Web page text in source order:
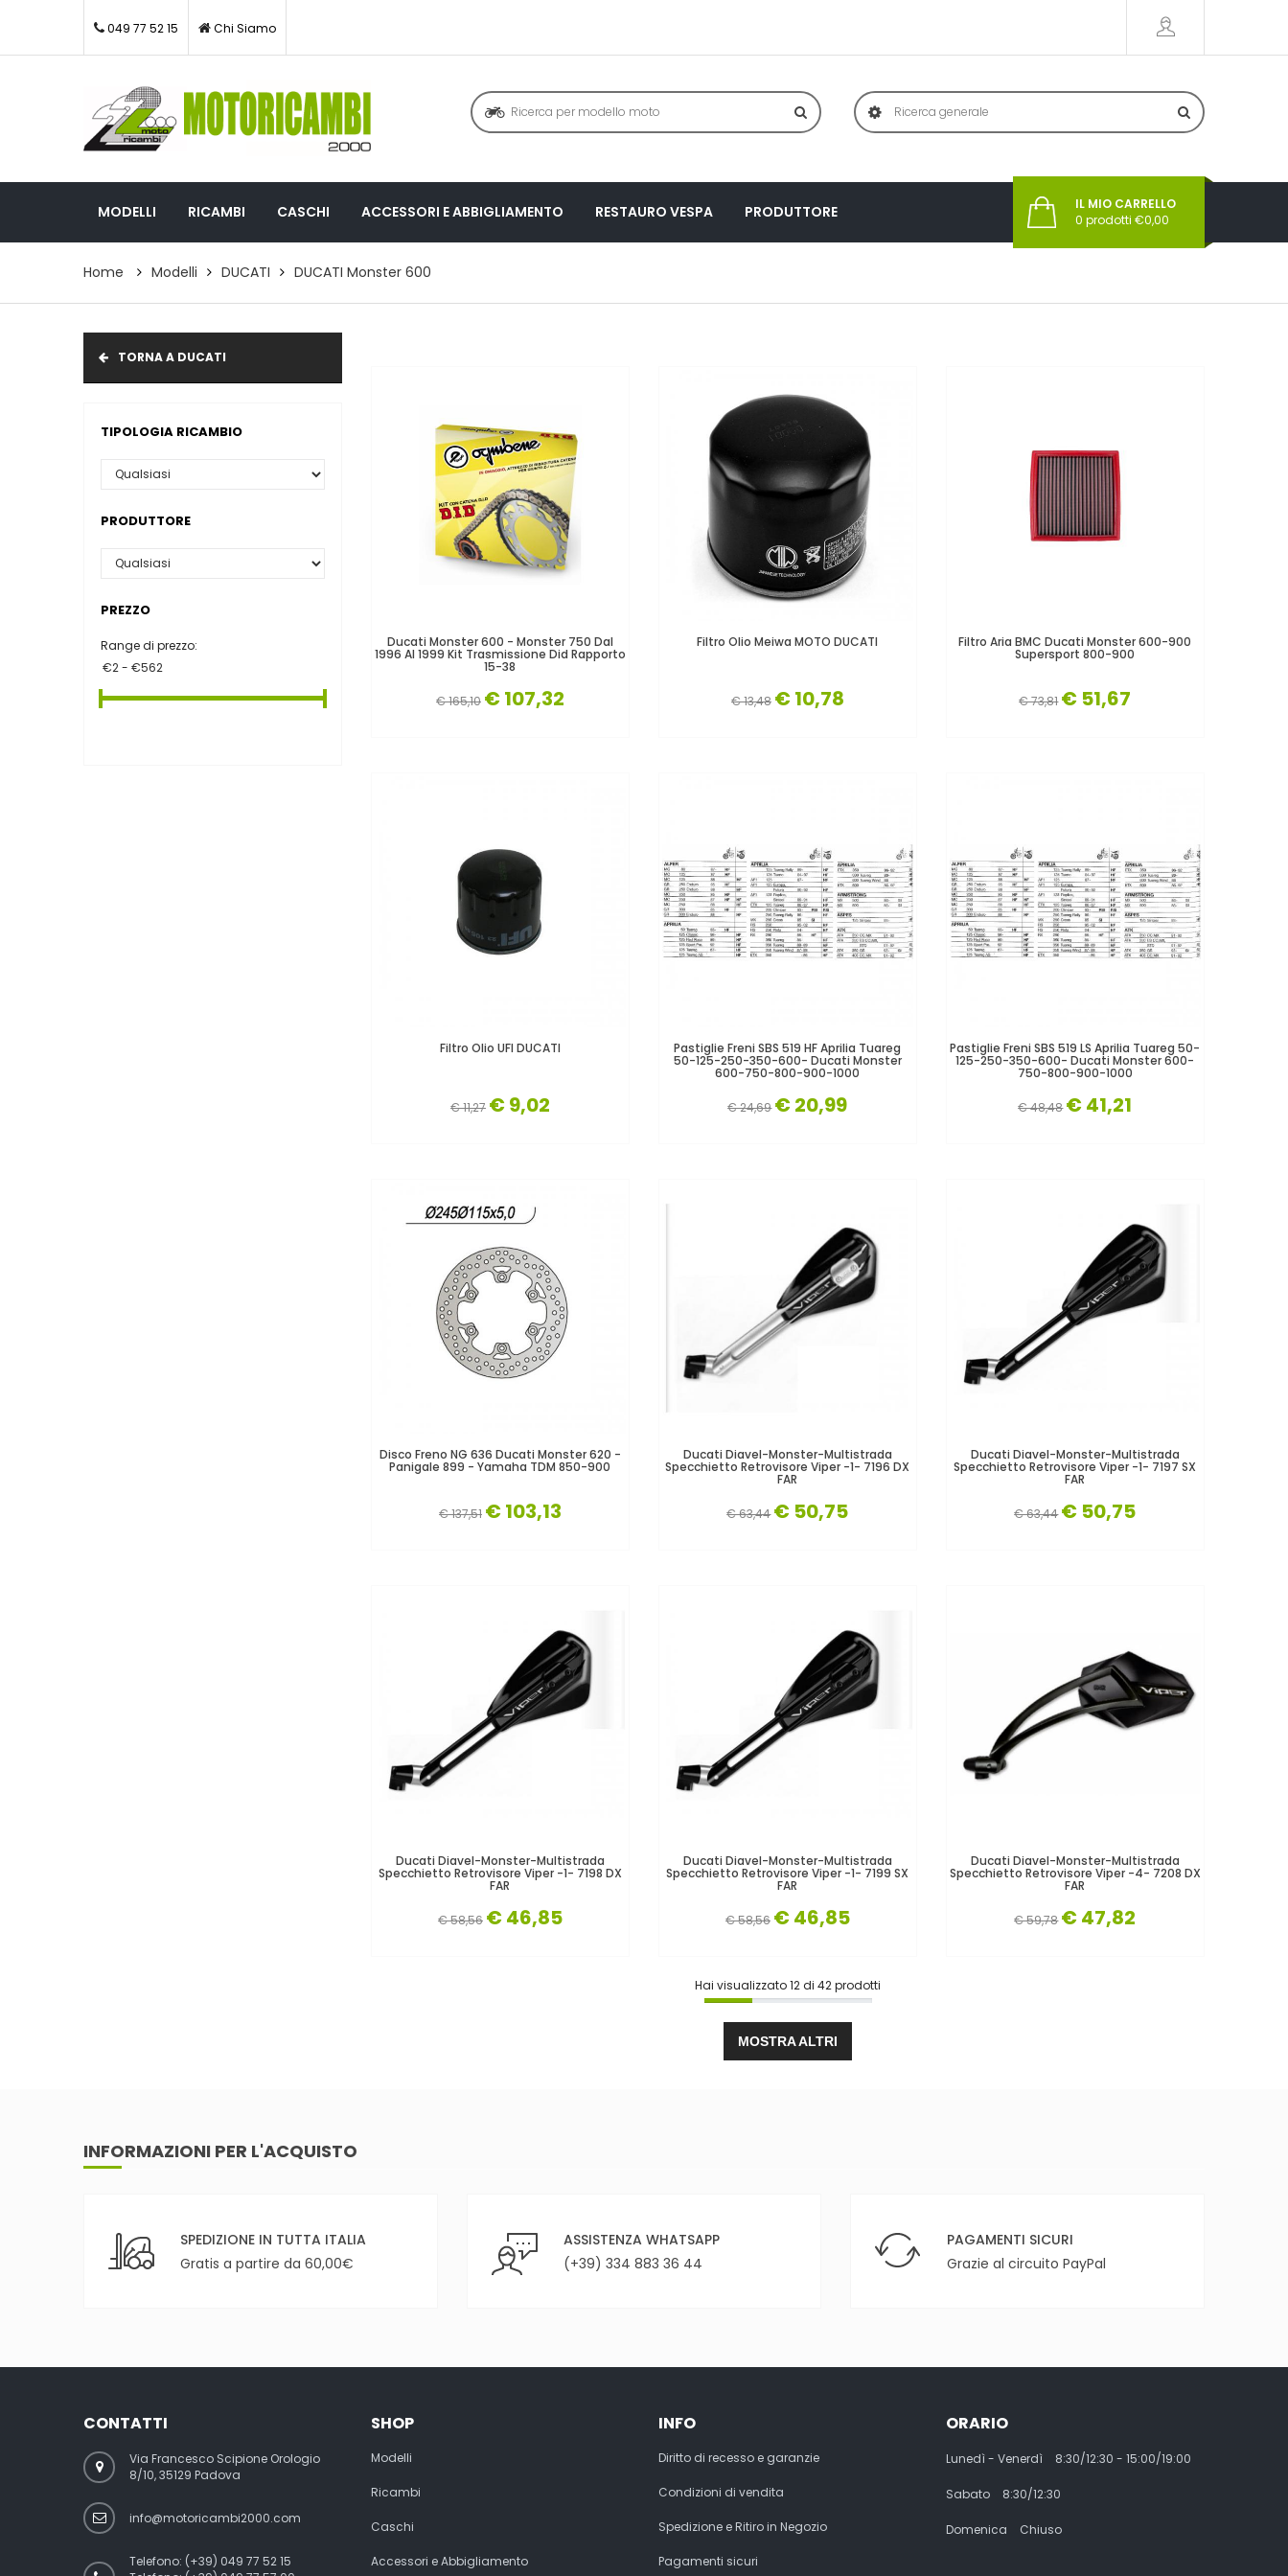
049 77 52 15 Chi Siamo
MODELLI RICAMBI CASCHI ACCESSORI E ABBIGLIAMENTO RESTAURO VESPA PRODUTTORE
IL MIO CARRELLO
0 prodotti €0,00
Home Modelli DUCATI DUCATI Monster 600
TORNA A DUCATI
TIPOLOGIA RICAMBIO
PRODUTTORE
PREZZO
Range di prezzo: Ducati Monster 600 - Monster 750 Dal
1996 Al 1999 Kit Trasmissione Did Rapporto
15-38
€ 165,10 € 107,32
Filtro Olio Meiwa MOTO DUCATI
€ 13,48 € 10,78
Filtro Aria BMC Ducati Monster 600-900
Supersport 800-900
€ 73,81 € 51,67
Filtro Olio UFI DUCATI
€ 11,27 € 9,02
Pastiglie Freni SBS 519 HF Aprilia Tuareg
50-125-250-350-600- Ducati Monster
600-750-800-900-1000
€ 24,69 € 20,99
Pastiglie Freni SBS 519 LS Aprilia Tuareg 50-
125-250-350-600- Ducati Monster 600-
750-800-900-1000
€ 48,48 € 41,21
Disco Freno NG 636 Ducati Monster 620 -
Panigale 899 - Yamaha TDM 850-900
€ 137,51 € 103,13
Ducati Diavel-Monster-Multistrada
Specchietto Retrovisore Viper -1- 7196 DX
FAR
€ 63,44 € 50,75
Ducati Diavel-Monster-Multistrada
Specchietto Retrovisore Viper -1- 7197 SX
FAR
€ 63,44 € 50,75
Ducati Diavel-Monster-Multistrada
Specchietto Retrovisore Viper -1- 7198 DX
FAR
€ 58,56 € 46,85
Ducati Diavel-Monster-Multistrada
Specchietto Retrovisore Viper -1- 7199 SX
FAR
€ 58,56 € 46,85
Ducati Diavel-Monster-Multistrada
Specchietto Retrovisore Viper -4- 7208 DX
FAR
€ 59,78 € 47,82
Hai visualizzato12di 42prodotti
MOSTRA ALTRI
INFORMAZIONI PER L'ACQUISTO
SPEDIZIONE IN TUTTA ITALIA
Gratis a partire da 60,00€
ASSISTENZA WHATSAPP
(+39) 334 883 36 44
PAGAMENTI SICURI
Grazie al circuito PayPal
CONTATTI
Via Francesco Scipione Orologio
8/10, 35129 Padova
info@motoricambi2000.com
Telefono: (+39) 049 77 52 15
SHOP
Modelli
Ricambi
Caschi
Accessori e Abbigliamento
INFO
Diritto di recesso e garanzie
Condizioni di vendita
Spedizione e Ritiro in Negozio
Pagamenti sicuri
ORARIO
Lunedì - Venerdì 8:30/12:30 - 15:00/19:00
Sabato 8:30/12:30
Domenica Chiuso